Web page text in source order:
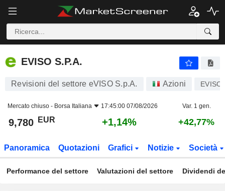
EVISO S.P.A.
EVISO S.P.A.
Revisioni del settore eVISO S.p.A. Azioni EVISO
Mercato chiuso - Borsa Italiana 17:45:00 07/08/2026 Var. 1 gen.
9,780 EUR +1,14% +42,77%
Panoramica Quotazioni Grafici Notizie Società
Performance del settore Valutazioni del settore Dividendi